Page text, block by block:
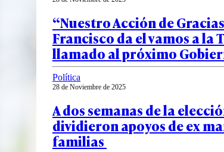
“Nuestro Acción de
Francisco da el vamos a la
llamado al próximo
Política
28 de Noviembre de 2025
A dos semanas de la
dividieron apoyos de ex
familias